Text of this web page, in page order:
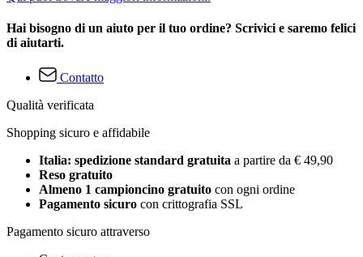
Hai bisogno di un aiuto per il tuo ordine? Scrivici e saremo felici
di aiutarti.
Contatto
Qualità verificata
Shopping sicuro e affidabile
Italia: spedizione standard gratuita a partire da € 49,90
Reso gratuito
Almeno 1 campioncino gratuito con ogni ordine
Pagamento sicuro con crittografia SSL
Pagamento sicuro attraverso